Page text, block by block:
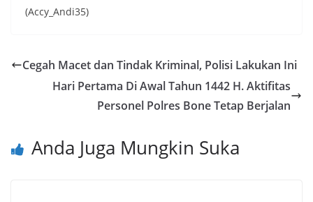
(Accy_Andi35)
Cegah Macet dan Tindak Kriminal, Polisi Lakukan Ini
Hari Pertama Di Awal Tahun 1442 H. Aktifitas
Personel Polres Bone Tetap Berjalan
Anda Juga Mungkin Suka